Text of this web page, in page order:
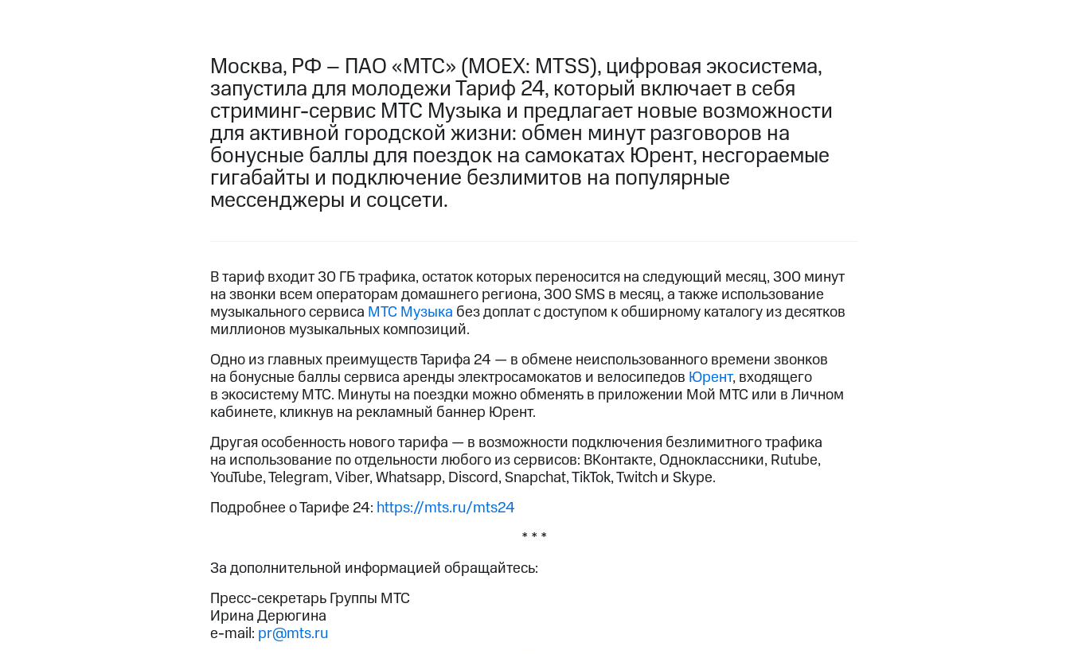
Москва, РФ – ПАО «МТС» (MOEX: MTSS), цифровая экосистема,
запустила для молодежи Тариф 24, который включает в себя
стриминг-сервис МТС Музыка и предлагает новые возможности
для активной городской жизни: обмен минут разговоров на
бонусные баллы для поездок на самокатах Юрент, несгораемые
гигабайты и подключение безлимитов на популярные
мессенджеры и соцсети.
В тариф входит 30 ГБ трафика, остаток которых переносится на следующий месяц, 300 минут
на звонки всем операторам домашнего региона, 300 SMS в месяц, а также использование
музыкального сервиса МТС Музыка без доплат с доступом к обширному каталогу из десятков
миллионов музыкальных композиций.
Одно из главных преимуществ Тарифа 24 — в обмене неиспользованного времени звонков
на бонусные баллы сервиса аренды электросамокатов и велосипедов Юрент, входящего
в экосистему МТС. Минуты на поездки можно обменять в приложении Мой МТС или в Личном
кабинете, кликнув на рекламный баннер Юрент.
Другая особенность нового тарифа — в возможности подключения безлимитного трафика
на использование по отдельности любого из сервисов: ВКонтакте, Одноклассники, Rutube,
YouTube, Telegram, Viber, Whatsapp, Discord, Snapchat, TikTok, Twitch и Skype.
Подробнее о Тарифе 24: https://mts.ru/mts24
* * *
За дополнительной информацией обращайтесь:
Пресс-секретарь Группы МТС
Ирина Дерюгина
e-mail: pr@mts.ru